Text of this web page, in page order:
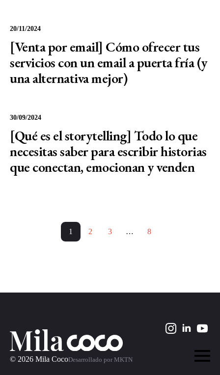
[Venta por email] Cómo ofrecer tus
servicios con un email a puerta fría (y
una alternativa mejor)
20/11/2024
[Qué es el storytelling] Todo lo que
necesitas saber para escribir historias
que conectan, emocionan y venden
30/09/2024
1 2 3 … 8
© 2026 Mila CocoDesarrollado por MKTN